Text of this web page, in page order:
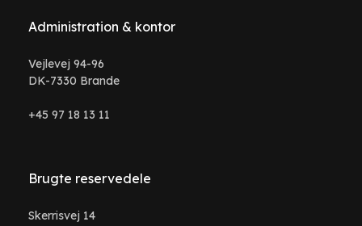
Administration & kontor
Vejlevej 94-96
DK-7330 Brande
+45 97 18 13 11
Brugte reservedele
Skerrisvej 14